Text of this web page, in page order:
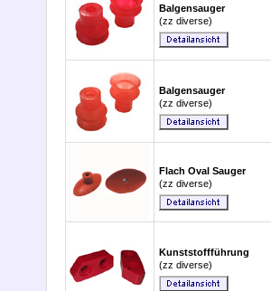
Balgensauger
(zz diverse)
Balgensauger
(zz diverse)
Flach Oval Sauger
(zz diverse)
Kunststoffführung
(zz diverse)